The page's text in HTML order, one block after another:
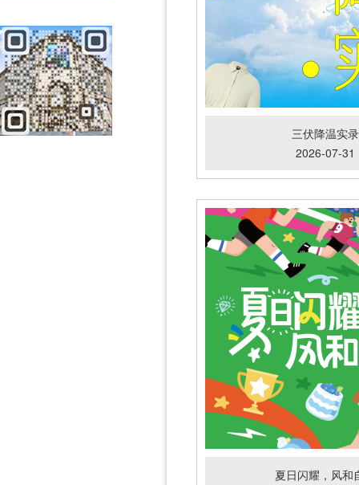
三伏降温实录
2026-07-31
夏日闪耀，风和